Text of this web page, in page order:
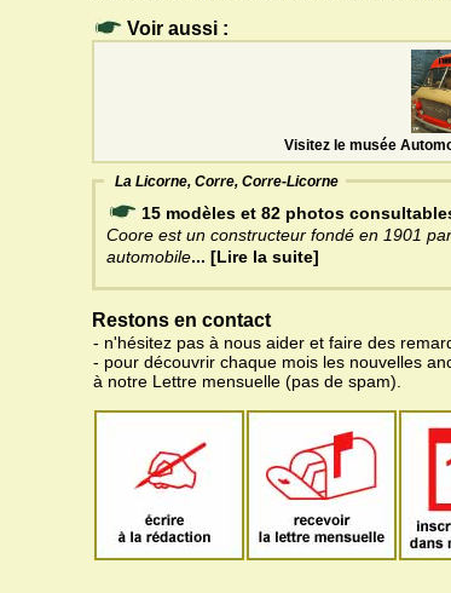
Voir aussi :
Visitez le musée
La Licorne, Corre, Corre-Licorne
15 modèles et 82 photos
Coore est un constructeur fondé en 1901
automobile... [Lire la suite]
Restons en contact
- n'hésitez pas à nous aider et faire des
- pour découvrir chaque mois les nouvelles
à notre Lettre mensuelle (pas de spam).